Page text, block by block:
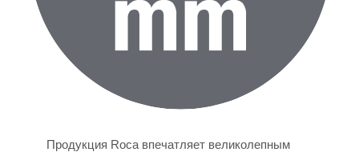
Продукция Roca впечатляет великолепным